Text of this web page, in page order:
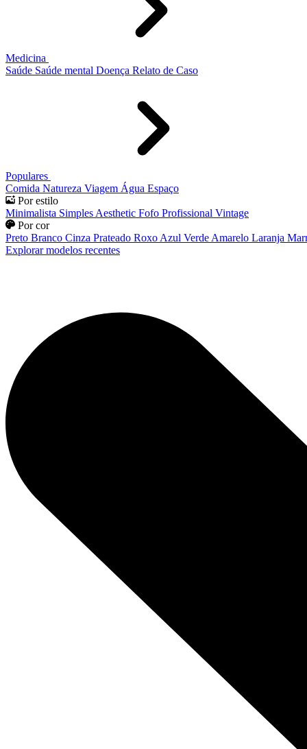
Medicina
Saúde Saúde mental Doença Relato de Caso
Populares
Comida Natureza Viagem Água Espaço
Por estilo
Minimalista Simples Aesthetic Fofo Profissional Vintage
Por cor
Preto Branco Cinza Prateado Roxo Azul Verde Amarelo Laranja
Explorar modelos recentes